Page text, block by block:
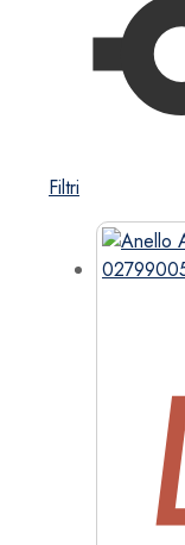
Filtri